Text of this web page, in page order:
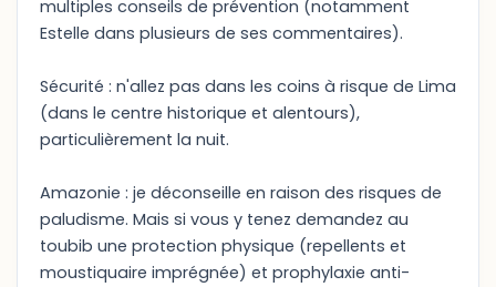
multiples conseils de prévention (notamment
Estelle dans plusieurs de ses commentaires).
Sécurité : n'allez pas dans les coins à risque de Lima
(dans le centre historique et alentours),
particulièrement la nuit.
Amazonie : je déconseille en raison des risques de
paludisme. Mais si vous y tenez demandez au
toubib une protection physique (repellents et
moustiquaire imprégnée) et prophylaxie anti-